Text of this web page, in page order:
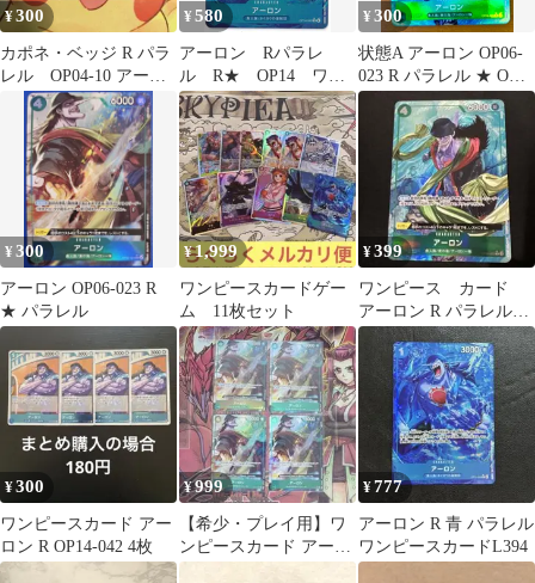
¥300
カポネ・ベッジ R パラ
レル OP04-10 アーロ
ン パラレル
¥580
アーロン Rパラレ
ル R★ OP14 ワン
ピースカード
¥300
状態A アーロン OP06-
023 R パラレル ★ ONE
PIECE ワンピースカー
ドゲーム
¥300
アーロン OP06-023 R
★ パラレル
¥1,999
ワンピースカードゲー
ム 11枚セット
¥399
ワンピース カード
アーロン R パラレル
OP06-023 ONE PIECE
¥300
ワンピースカード アー
ロン R OP14-042 4枚
¥999
【希少・プレイ用】ワ
ンピースカード アーロ
ン R パラレル フルアー
¥777
アーロン R 青 パラレル
ワンピースカードL394